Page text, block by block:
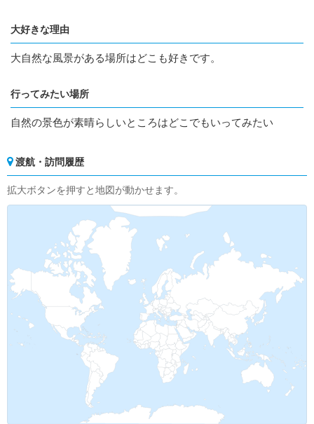
大好きな理由
大自然な風景がある場所はどこも好きです。
行ってみたい場所
自然の景色が素晴らしいところはどこでもいってみたい
渡航・訪問履歴
拡大ボタンを押すと地図が動かせます。